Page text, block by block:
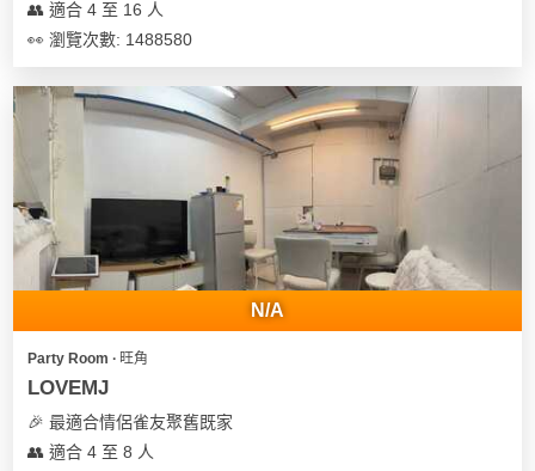
👥 適合 4 至 16 人
👀 瀏覽次數: 1488580
N/A
Party Room ∙ 旺角
LOVEMJ
🎉 最適合情侶雀友聚舊既家
👥 適合 4 至 8 人